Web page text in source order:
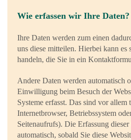
Wie erfassen wir Ihre Daten?
Ihre Daten werden zum einen
uns diese mitteilen. Hierbei kann es
handeln, die Sie in ein
Andere Daten werden automatisch
Einwilligung beim Besuch der
Systeme erfasst. Das sind vor allem
Internetbrowser, Betriebssystem
Seitenaufrufs). Die Erfassung
automatisch, sobald Sie diese